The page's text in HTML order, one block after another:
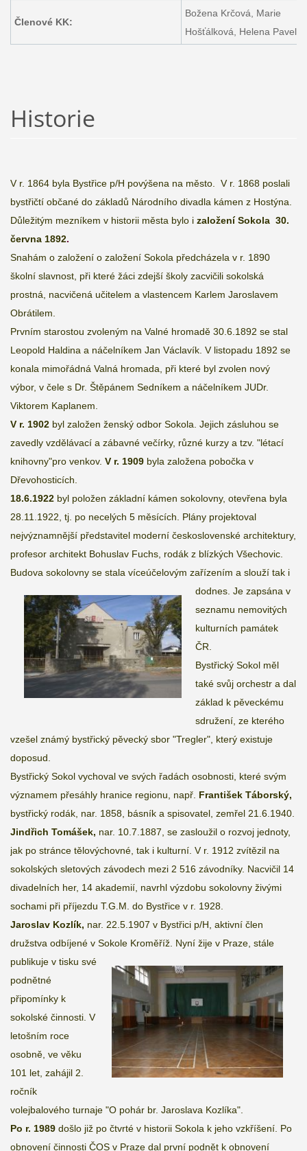
Členové KK:
Božena Krčová, Marie
Hošťálková, Helena
Historie
V r. 1864 byla Bystřice p/H povýšena na město. V r. 1868 poslali
bystřičtí občané do základů Národního divadla kámen z Hostýna.
Důležitým mezníkem v historii města bylo i založení Sokola 30.
června 1892.
Snahám o založení o založení Sokola předcházela v r. 1890
školní slavnost, při které žáci zdejší školy zacvičili sokolská
prostná, nacvičená učitelem a vlastencem Karlem Jaroslavem
Obrátilem.
Prvním starostou zvoleným na Valné hromadě 30.6.1892 se stal
Leopold Haldina a náčelníkem Jan Václavík. V listopadu 1892 se
konala mimořádná Valná hromada, při které byl zvolen nový
výbor, v čele s Dr. Štěpánem Sedníkem a náčelníkem JUDr.
Viktorem Kaplanem.
V r. 1902 byl založen ženský odbor Sokola. Jejich zásluhou se
zavedly vzdělávací a zábavné večírky, různé kurzy a tzv. "létací
knihovny"pro venkov. V r. 1909 byla založena pobočka v
Dřevohosticích.
18.6.1922 byl položen základní kámen sokolovny, otevřena byla
28.11.1922, tj. po necelých 5 měsících. Plány projektoval
nejvýznamnější představitel moderní československé architektury,
profesor architekt Bohuslav Fuchs, rodák z blízkých Všechovic.
Budova sokolovny se stala víceúčelovým zařízením a slouží tak i
dodnes. Je zapsána v
seznamu nemovitých
kulturních památek
ČR.
Bystřický Sokol měl
také svůj orchestr a dal
základ k pěveckému
sdružení, ze kterého
vzešel známý bystřický pěvecký sbor "Tregler", který existuje
doposud.
Bystřický Sokol vychoval ve svých řadách osobnosti, které svým
významem přesáhly hranice regionu, např. František Táborský,
bystřický rodák, nar. 1858, básník a spisovatel, zemřel 21.6.1940.
Jindřich Tomášek, nar. 10.7.1887, se zasloužil o rozvoj jednoty,
jak po stránce tělovýchovné, tak i kulturní. V r. 1912 zvítězil na
sokolských sletových závodech mezi 2 516 závodníky. Nacvičil 14
divadelních her, 14 akademií, navrhl výzdobu sokolovny živými
sochami při příjezdu T.G.M. do Bystřice v r. 1928.
Jaroslav Kozlík, nar. 22.5.1907 v Bystřici p/H, aktivní člen
družstva odbíjené v Sokole Kroměříž. Nyní žije v Praze, stále
publikuje v tisku své
podnětné
připomínky k
sokolské činnosti. V
letošním roce
osobně, ve věku
101 let, zahájil 2.
ročník
volejbalového turnaje "O pohár br. Jaroslava Kozlíka".
Po r. 1989 došlo již po čtvrté v historii Sokola k jeho vzkříšení. Po
obnovení činnosti ČOS v Praze dal první podnět k obnovení